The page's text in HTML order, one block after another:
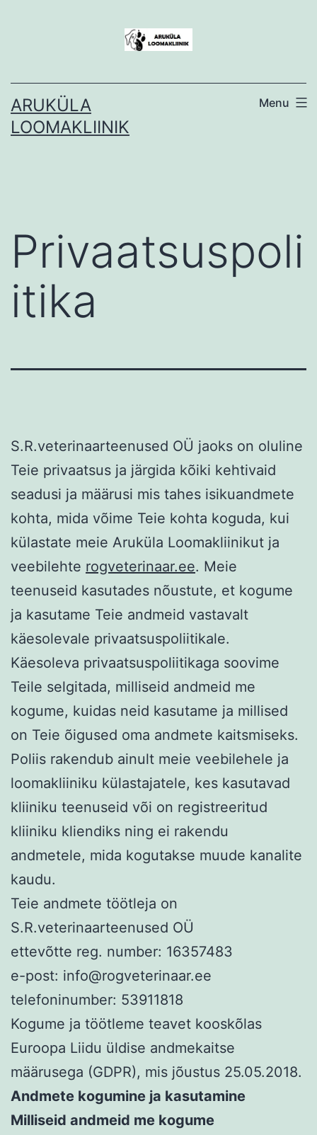
ARUKÜLA
LOOMAKLIINIK
Menu
Privaatsuspoli
itika
S.R.veterinaarteenused OÜ jaoks on oluline
Teie privaatsus ja järgida kõiki kehtivaid
seadusi ja määrusi mis tahes isikuandmete
kohta, mida võime Teie kohta koguda, kui
külastate meie Aruküla Loomakliinikut ja
veebilehte rogveterinaar.ee. Meie
teenuseid kasutades nõustute, et kogume
ja kasutame Teie andmeid vastavalt
käesolevale privaatsuspoliitikale.
Käesoleva privaatsuspoliitikaga soovime
Teile selgitada, milliseid andmeid me
kogume, kuidas neid kasutame ja millised
on Teie õigused oma andmete kaitsmiseks.
Poliis rakendub ainult meie veebilehele ja
loomakliiniku külastajatele, kes kasutavad
kliiniku teenuseid või on registreeritud
kliiniku kliendiks ning ei rakendu
andmetele, mida kogutakse muude kanalite
kaudu.
Teie andmete töötleja on
S.R.veterinaarteenused OÜ
ettevõtte reg. number: 16357483
e-post: info@rogveterinaar.ee
telefoninumber: 53911818
Kogume ja töötleme teavet kooskõlas
Euroopa Liidu üldise andmekaitse
määrusega (GDPR), mis jõustus 25.05.2018.
Andmete kogumine ja kasutamine
Milliseid andmeid me kogume